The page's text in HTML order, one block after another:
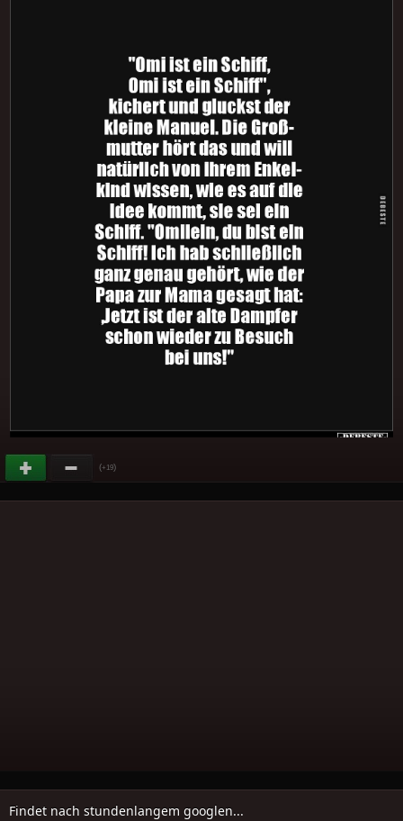
(+19)
Findet nach stundenlangem googlen...